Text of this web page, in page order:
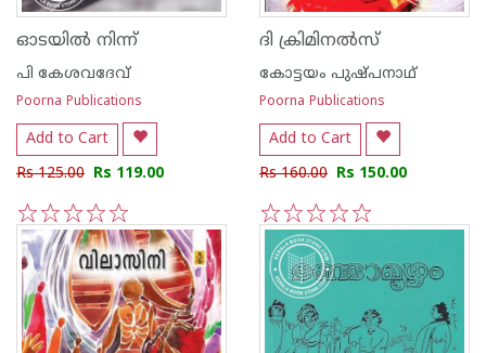
ഓടയില്‍ നിന്ന്
പി കേശവദേവ്‌
Poorna Publications
Add to Cart
Rs 125.00 Rs 119.00
5
4
3
2
1
ദി ക്രിമിനല്‍സ്
കോട്ടയം പുഷ്പനാഥ്
Poorna Publications
Add to Cart
Rs 160.00 Rs 150.00
5
4
3
2
1